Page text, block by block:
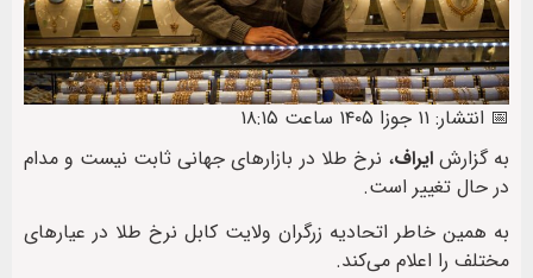
📅 انتشار: ۱۱ جوزا ۱۴۰۵ ساعت ۱۸:۱۵
به گزارشایراف، نرخ طلا در بازارهای جهانی ثابت نیست و مدام
در حال تغییر است.
به همین خاطر اتحادیه زرگران ولایت کابل نرخ طلا در عیارهای
مختلف را اعلام می‌کند.